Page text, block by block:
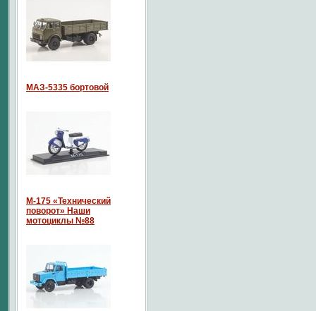
МАЗ-5335 бортовой
М-175 «Технический
поворот» Наши
мотоциклы №88